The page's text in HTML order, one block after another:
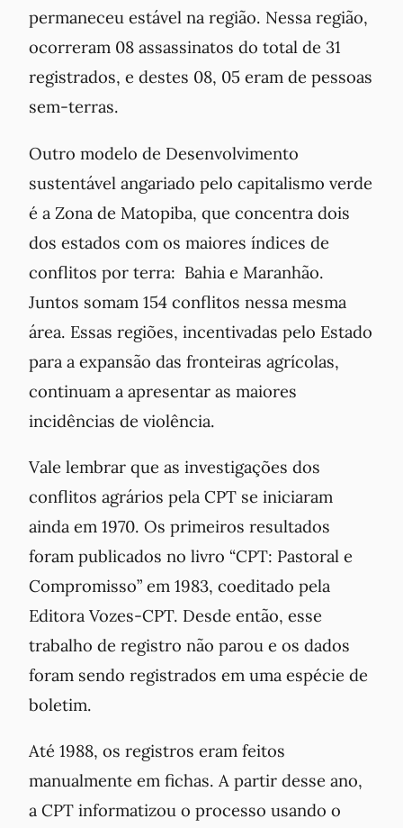
permaneceu estável na região. Nessa região,
ocorreram 08 assassinatos do total de 31
registrados, e destes 08, 05 eram de pessoas
sem-terras.
Outro modelo de Desenvolvimento
sustentável angariado pelo capitalismo verde
é a Zona de Matopiba, que concentra dois
dos estados com os maiores índices de
conflitos por terra: Bahia e Maranhão.
Juntos somam 154 conflitos nessa mesma
área. Essas regiões, incentivadas pelo Estado
para a expansão das fronteiras agrícolas,
continuam a apresentar as maiores
incidências de violência.
Vale lembrar que as investigações dos
conflitos agrários pela CPT se iniciaram
ainda em 1970. Os primeiros resultados
foram publicados no livro “CPT: Pastoral e
Compromisso” em 1983, coeditado pela
Editora Vozes-CPT. Desde então, esse
trabalho de registro não parou e os dados
foram sendo registrados em uma espécie de
boletim.
Até 1988, os registros eram feitos
manualmente em fichas. A partir desse ano,
a CPT informatizou o processo usando o